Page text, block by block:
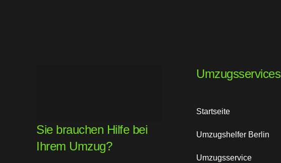
Sie brauchen Hilfe bei
Ihrem Umzug?
Umzugsservices
Startseite
Umzugshelfer Berlin
Umzugsservice